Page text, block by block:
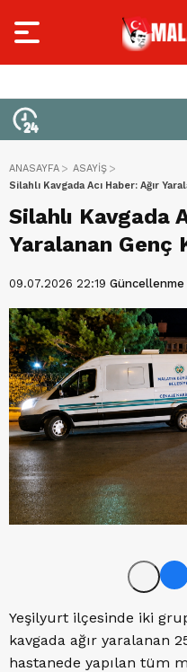
ANASAYFA
ASAYİŞ
Silahlı Kavgada Acı Haber: Ağır
Silahlı Kavgada
Yaralanan Genç
09.07.2026 22:19 Güncellenme
Yeşilyurt ilçesinde iki
kavgada ağır yaralanan
hastanede yapılan tüm